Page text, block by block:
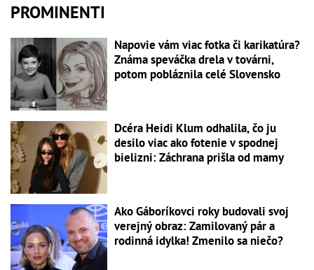
PROMINENTI
Napovie vám viac fotka či karikatúra?
Známa speváčka drela v továrni,
potom pobláznila celé Slovensko
Dcéra Heidi Klum odhalila, čo ju
desilo viac ako fotenie v spodnej
bielizni: Záchrana prišla od mamy
Ako Gáboríkovci roky budovali svoj
verejný obraz: Zamilovaný pár a
rodinná idylka! Zmenilo sa niečo?